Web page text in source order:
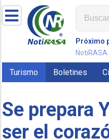
Próximo
Turismo Boletines
Se prepara
ser el